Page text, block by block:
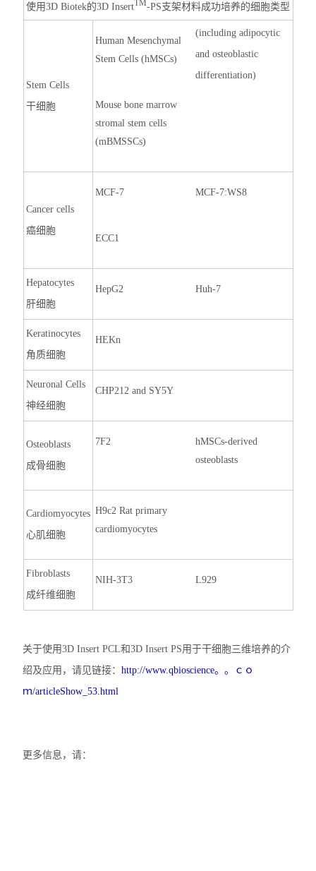
使用3D Biotek的3D InsertTM-PS支架材料成功培养的细胞类型
Stem Cells
干细胞
Human Mesenchymal
Stem Cells (hMSCs)
(including adipocytic
and osteoblastic
differentiation)
Mouse bone marrow
stromal stem cells
(mBMSSCs)
Cancer cells
癌细胞
MCF-7 MCF-7:WS8
ECC1
Hepatocytes
肝细胞
HepG2 Huh-7
Keratinocytes
角质细胞
HEKn
Neuronal Cells
神经细胞
CHP212 and SY5Y
Osteoblasts
成骨细胞
7F2
hMSCs-derived
osteoblasts
Cardiomyocytes
心肌细胞
H9c2 Rat primary
cardiomyocytes
Fibroblasts
成纤维细胞
NIH-3T3 L929
关于使用3D Insert PCL和3D Insert PS用于干细胞三维培养的介
绍及应用，请见链接：http://www.qbioscience。。ｃｏ
ｍ/articleShow_53.html
更多信息，请：